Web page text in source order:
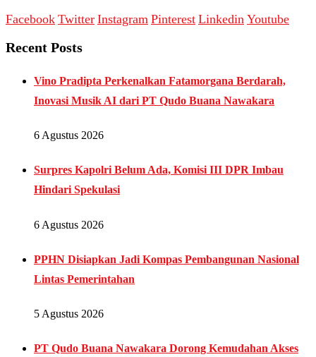
Facebook Twitter Instagram Pinterest Linkedin Youtube
Recent Posts
Vino Pradipta Perkenalkan Fatamorgana Berdarah,
Inovasi Musik AI dari PT Qudo Buana Nawakara
6 Agustus 2026
Surpres Kapolri Belum Ada, Komisi III DPR Imbau
Hindari Spekulasi
6 Agustus 2026
PPHN Disiapkan Jadi Kompas Pembangunan Nasional
Lintas Pemerintahan
5 Agustus 2026
PT Qudo Buana Nawakara Dorong Kemudahan Akses